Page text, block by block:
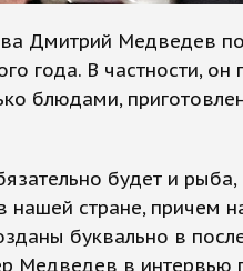
Дмитрий Медведев
года. В частности, он
блюдами,
будет и рыба,
стране, причем
буквально в
Медведев в интервью